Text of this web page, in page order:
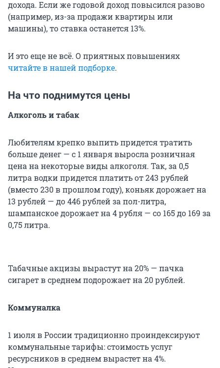
дохода. Если же годовой доход повысился разово
(например, из-за продажи квартиры или
машины), то ставка останется 13%.
И это еще не всё. О приятных повышениях
читайте в нашей подборке.
На что поднимутся цены
Алкоголь и табак
Любителям крепко выпить придется тратить
больше денег — с 1 января выросла розничная
цена на некоторые виды алкоголя. Так, за 0,5
литра водки придется платить от 243 рублей
(вместо 230 в прошлом году), коньяк дорожает на
13 рублей — до 446 рублей за пол-литра,
шампанское дорожает на 4 рубля — со 165 до 169 за
0,75 литра.
Табачные акцизы вырастут на 20% — пачка
сигарет в среднем подорожает на 20 рублей.
Коммуналка
1 июля в России традиционно проиндексируют
коммунальные тарифы: стоимость услуг
ресурсников в среднем вырастет на 4%.